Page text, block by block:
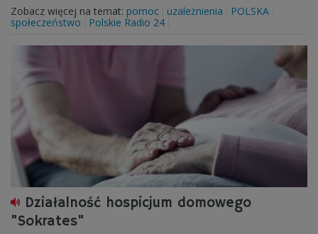
Zobacz więcej na temat: pomoc uzależnienia
POLSKA
społeczeństwo
Polskie Radio 24
Działalność hospicjum domowego
"Sokrates"